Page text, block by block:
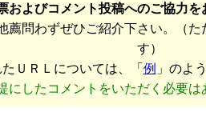
およびコメント投稿へのご協力を
問わずぜひご紹介下さい。（
す）
ＵＲＬについては、「 例 」のよ
したコメントをいただく必要は